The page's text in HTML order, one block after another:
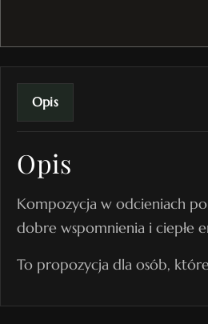
Opis
Opis
Kompozycja w odcieniach
dobre wspomnienia i ciepłe
To propozycja dla osób,